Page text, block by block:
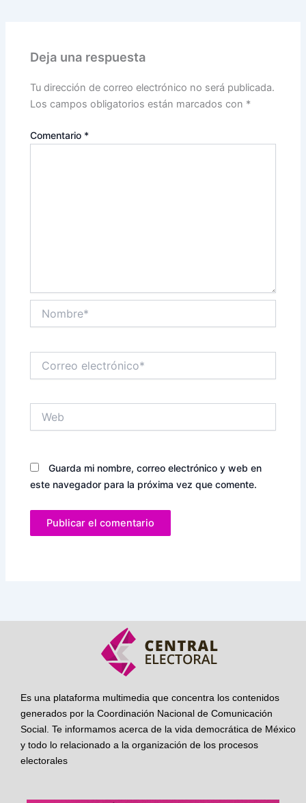
Deja una respuesta
Tu dirección de correo electrónico no será publicada.
Los campos obligatorios están marcados con *
Comentario *
electrónico*
Guarda mi nombre, correo electrónico y web en
este navegador para la próxima vez que comente.
Es una plataforma multimedia que concentra los contenidos
generados por la Coordinación Nacional de Comunicación
Social. Te informamos acerca de la vida democrática de México
y todo lo relacionado a la organización de los procesos
electorales